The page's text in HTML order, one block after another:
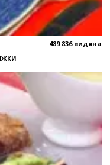
489 836 видяна